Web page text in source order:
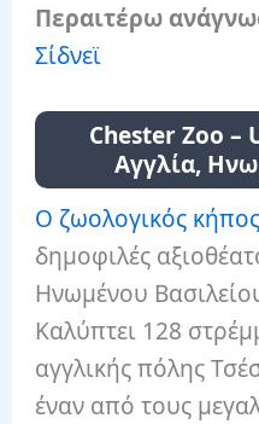
Περαιτέρω
Σίδνεϊ
Chester Zoo –
Αγγλία,
Ο ζωολογικός
δημοφιλές
Ηνωμένου
Καλύπτει 128
αγγλικής πόλης
έναν από τους